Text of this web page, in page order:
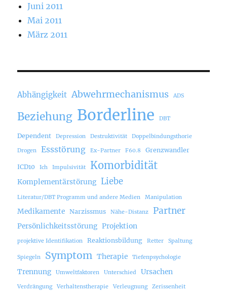
Juni 2011
Mai 2011
März 2011
Abhängigkeit Abwehrmechanismus ADS
Beziehung Borderline DBT
Dependent Depression Destruktivität Doppelbindungsthorie
Drogen Essstörung Ex-Partner F60.8 Grenzwandler
ICD10 Ich Impulsivität Komorbidität
Komplementärstörung Liebe
Literatur/DBT Programm und andere Medien Manipulation
Medikamente Narzissmus Nähe-Distanz Partner
Persönlichkeitsstörung Projektion
projektive Identifikation Reaktionsbildung Retter Spaltung
Spiegeln Symptom Therapie Tiefenpsychologie
Trennung Umweltfaktoren Unterschied Ursachen
Verdrängung Verhaltenstherapie Verleugnung Zerissenheit